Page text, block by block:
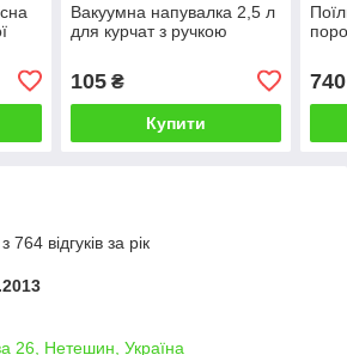
Вакуумна напувалка 2,5 л
для курчат з ручкою
105₴
Купити
740
відгуків за рік
26, Нетешин, Україна